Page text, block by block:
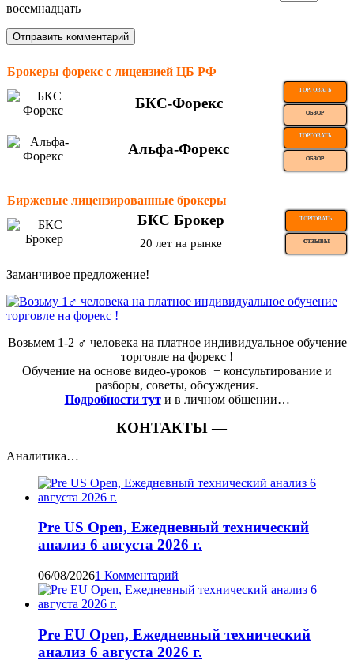
восемнадцать
Брокеры форекс с лицензией ЦБ РФ
БКС-Форекс
ТОРГОВАТЬ
ОБЗОР
Альфа-Форекс
ТОРГОВАТЬ
ОБЗОР
Биржевые лицензированные брокеры
БКС Брокер ТОРГОВАТЬ
20 лет на рынке ОТЗЫВЫ
Заманчивое предложение!
Возьмем 1-2 ‍♂️ человека на платное индивидуальное обучение
торговле на форекс !
Обучение на основе видео-уроков ️ + консультирование и
разборы, советы, обсуждения.
Подробности тут и в личном общении…
КОНТАКТЫ —
Аналитика…
Pre US Open, Ежедневный технический
анализ 6 августа 2026 г.
06/08/20261 Комментарий
Pre EU Open, Ежедневный технический
анализ 6 августа 2026 г.